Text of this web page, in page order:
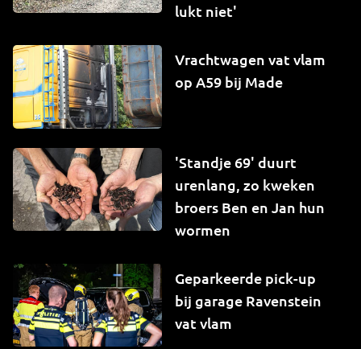
lukt niet'
Vrachtwagen vat vlam
op A59 bij Made
'Standje 69' duurt
urenlang, zo kweken
broers Ben en Jan hun
wormen
Geparkeerde pick-up
bij garage Ravenstein
vat vlam